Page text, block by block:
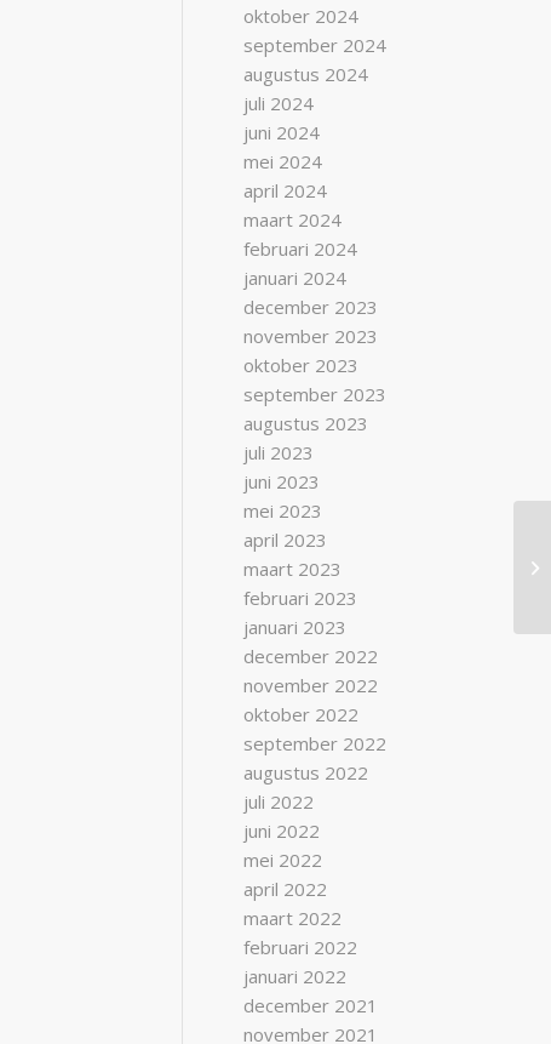
oktober 2024
september 2024
augustus 2024
juli 2024
juni 2024
mei 2024
april 2024
maart 2024
februari 2024
januari 2024
december 2023
november 2023
oktober 2023
september 2023
augustus 2023
juli 2023
juni 2023
mei 2023
april 2023
maart 2023
februari 2023
januari 2023
december 2022
november 2022
oktober 2022
september 2022
augustus 2022
juli 2022
juni 2022
mei 2022
april 2022
maart 2022
februari 2022
januari 2022
december 2021
november 2021